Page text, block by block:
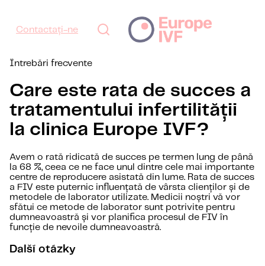
Contactați-ne
Întrebări frecvente
Care este rata de succes a
tratamentului infertilității
la clinica Europe IVF?
Avem o rată ridicată de succes pe termen lung de până
la 68 %, ceea ce ne face unul dintre cele mai importante
centre de reproducere asistată din lume. Rata de succes
a FIV este puternic influențată de vârsta clienților și de
metodele de laborator utilizate. Medicii noștri vă vor
sfătui ce metode de laborator sunt potrivite pentru
dumneavoastră și vor planifica procesul de FIV în
funcție de nevoile dumneavoastră.
Další otázky